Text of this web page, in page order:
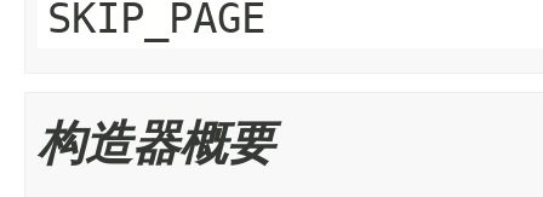
SKIP_PAGE
构造器概要